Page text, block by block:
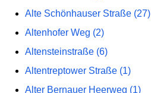
Alte Schönhauser Straße (27)
Altenhofer Weg (2)
Altensteinstraße (6)
Altentreptower Straße (1)
Alter Bernauer Heerweg (1)